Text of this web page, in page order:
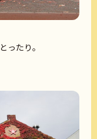
ったり。